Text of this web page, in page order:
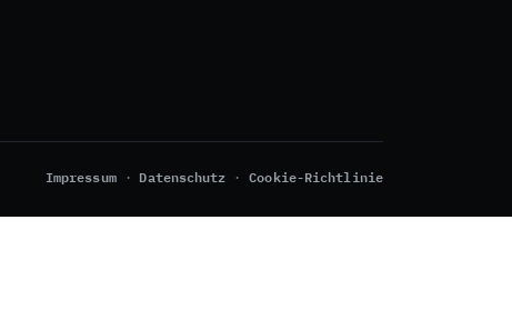
Impressum· Datenschutz ·Cookie-Richtlinie